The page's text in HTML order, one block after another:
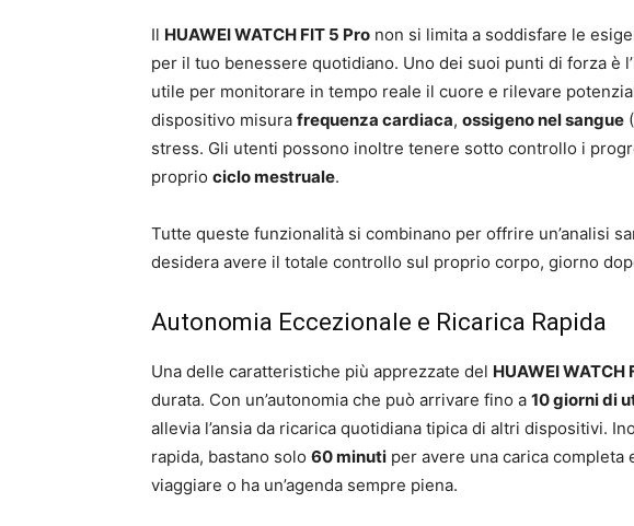
Il HUAWEI WATCH FIT 5 Pro non si limita a soddisfare le
per il tuo benessere quotidiano. Uno dei suoi punti di forza è
utile per monitorare in tempo reale il cuore e rilevare
dispositivo misura frequenza cardiaca, ossigeno nel sangue
stress. Gli utenti possono inoltre tenere sotto controllo i
proprio ciclo mestruale.
Tutte queste funzionalità si combinano per offrire un’analisi
desidera avere il totale controllo sul proprio corpo, giorno
Autonomia Eccezionale e Ricarica Rapida
Una delle caratteristiche più apprezzate del HUAWEI WATCH
durata. Con un’autonomia che può arrivare fino a 10 giorni di
allevia l’ansia da ricarica quotidiana tipica di altri dispositivi.
rapida, bastano solo 60 minuti per avere una carica completa
viaggiare o ha un’agenda sempre piena.